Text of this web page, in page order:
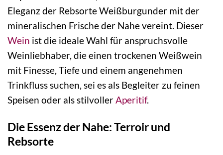
Eleganz der Rebsorte Weißburgunder mit der
mineralischen Frische der Nahe vereint. Dieser
Wein ist die ideale Wahl für anspruchsvolle
Weinliebhaber, die einen trockenen Weißwein
mit Finesse, Tiefe und einem angenehmen
Trinkfluss suchen, sei es als Begleiter zu feinen
Speisen oder als stilvollerAperitif.
Die Essenz der Nahe: Terroir und
Rebsorte